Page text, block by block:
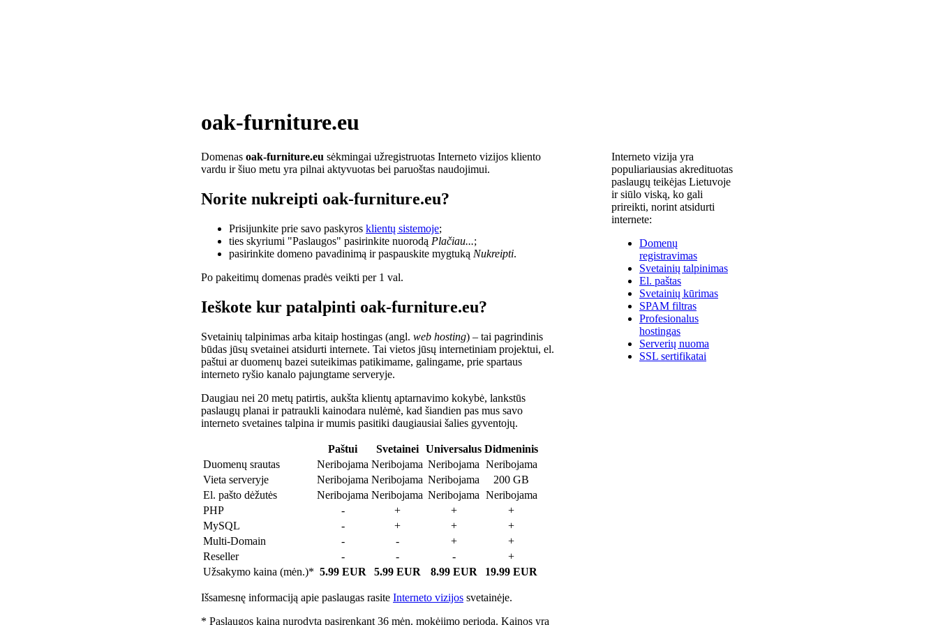
oak-furniture.eu
Domenas oak-furniture.eu sėkmingai užregistruotas Interneto vizijos kliento
vardu ir šiuo metu yra pilnai aktyvuotas bei paruoštas naudojimui.
Norite nukreipti oak-furniture.eu?
Prisijunkite prie savo paskyros klientų sistemoje;
ties skyriumi "Paslaugos" pasirinkite nuorodą Plačiau...;
pasirinkite domeno pavadinimą ir paspauskite mygtuką Nukreipti.
Po pakeitimų domenas pradės veikti per 1 val.
Ieškote kur patalpinti oak-furniture.eu?
Svetainių talpinimas arba kitaip hostingas (angl. web hosting) – tai pagrindinis
būdas jūsų svetainei atsidurti internete. Tai vietos jūsų internetiniam projektui, el.
paštui ar duomenų bazei suteikimas patikimame, galingame, prie spartaus
interneto ryšio kanalo pajungtame serveryje.
Daugiau nei 20 metų patirtis, aukšta klientų aptarnavimo kokybė, lankstūs
paslaugų planai ir patraukli kainodara nulėmė, kad šiandien pas mus savo
interneto svetaines talpina ir mumis pasitiki daugiausiai šalies gyventojų.
Paštui Svetainei Universalus Didmeninis
Duomenų srautas
Neribojama Neribojama Neribojama Neribojama
Vieta serveryje
Neribojama Neribojama Neribojama
200 GB
El. pašto dėžutės
Neribojama Neribojama Neribojama Neribojama
PHP
- + +
+
MySQL
- + +
+
Multi-Domain
- - +
+
Reseller
- - -
+
Užsakymo kaina (mėn.)* 5.99 EUR 5.99 EUR 8.99 EUR 19.99 EUR
Išsamesnę informaciją apie paslaugas rasite Interneto vizijos svetainėje.
* Paslaugos kaina nurodyta pasirenkant 36 mėn. mokėjimo periodą. Kainos yra
Interneto vizija yra
populiariausias akredituotas
paslaugų teikėjas Lietuvoje
ir siūlo viską, ko gali
prireikti, norint atsidurti
internete:
Domenų
registravimas
Svetainių talpinimas
El. paštas
Svetainių kūrimas
SPAM filtras
Profesionalus
hostingas
Serverių nuoma
SSL sertifikatai